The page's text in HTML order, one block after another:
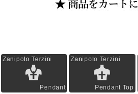
Zanipolo Terzini
Pendant
Zanipolo Terzini
Pendant Top